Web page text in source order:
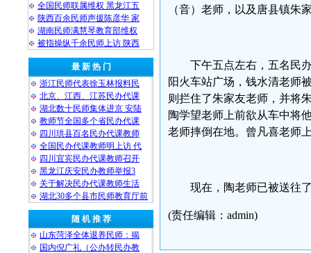
全国民师联属维权 黑龙江五
陕西百余民师声援陈彦华 家
湖南民师满慧琴教育部维权
被指操纵千余民师上访 陕西
最 新 热 门
浙江民师代表徐玉林报料民
北京、江西、江苏民办代课
湖北数十民师集体进京 安陆
教师节全国多个省民办代课
四川珙县百名民办代课教师
全国民办代课教师明上访 代
四川宜宾民办代课教师召开
黑龙江庆安民办教师举报3
关于解决民办代课教师生活
湖北30多个县市民师教育厅前
随 机 推 荐
山东菏泽全体退养民师：揭
国内倪广礼（公办转民办教
（音）老师，以及唐县镇朱
下午五点左右，五名民
阳火车站广场，钱水清老师
则拦住了朱家友老师，并将
陶学望老师上前欲从车中将
老师摔倒在地。曾凡喜老师
现在，陶老师已被送往
(责任编辑：admin)